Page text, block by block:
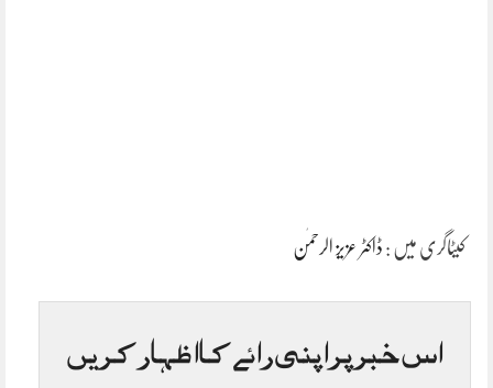
کیٹاگری میں : ڈاکٹر عزیز الرحمٰن
اس خبر پر اپنی رائے کا اظہار کریں